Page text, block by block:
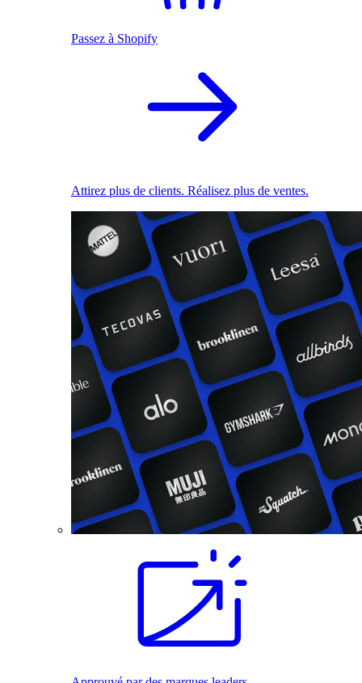
Passez à Shopify
Attirez plus de clients. Réalisez plus de ventes.